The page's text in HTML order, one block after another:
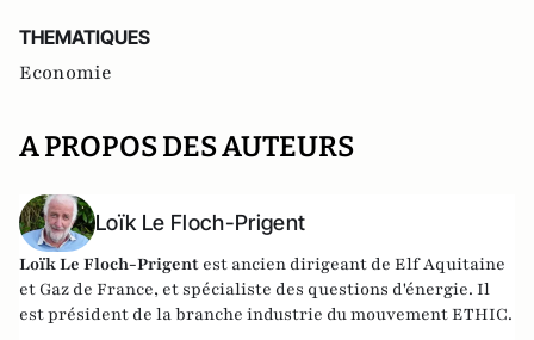
THEMATIQUES
Economie
A PROPOS DES AUTEURS
Loïk Le Floch-Prigent
Loïk Le Floch-Prigent est ancien dirigeant de Elf Aquitaine
et Gaz de France, et spécialiste des questions d'énergie. Il
est président de la branche industrie du mouvement ETHIC.